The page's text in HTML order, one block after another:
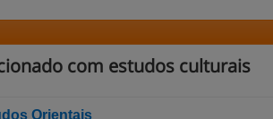
com estudos culturais
Orientais